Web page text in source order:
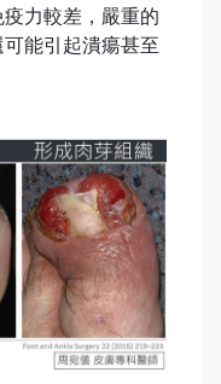
力較差，嚴重的
能引起潰瘍甚至